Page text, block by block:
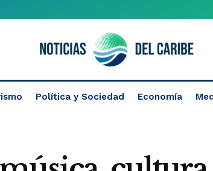
Política y Sociedad Economía